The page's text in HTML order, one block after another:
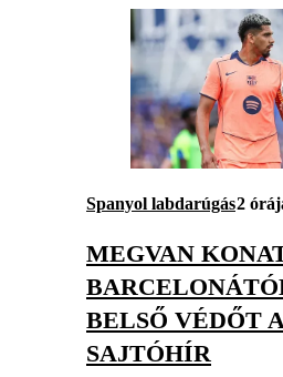
Spanyol labdarúgás2
MEGVAN
BELSŐ VÉDŐT
SAJTÓHÍR